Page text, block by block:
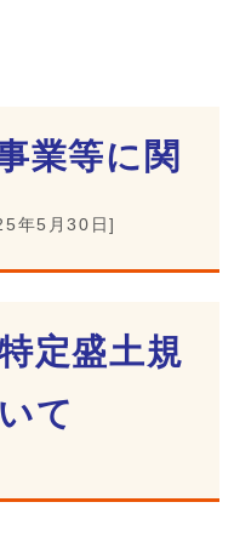
業等に関
年5月30日]
定盛土規
て